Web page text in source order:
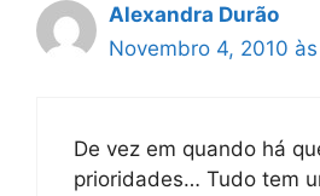
Alexandra Durão
Novembro 4, 2010
De vez em quando há
prioridades… Tudo tem